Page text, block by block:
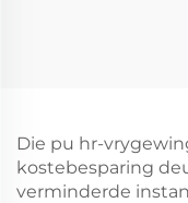
Die pu hr-
kostebesparing
verminderde